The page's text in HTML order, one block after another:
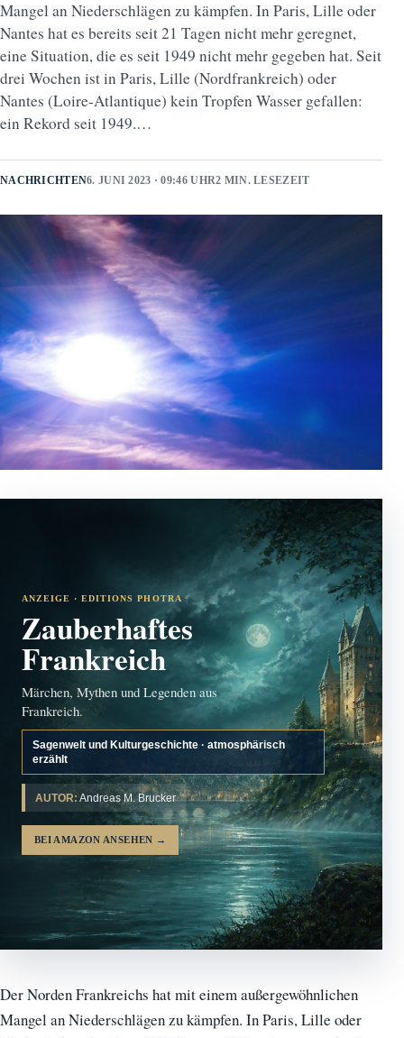
Mangel an Niederschlägen zu kämpfen. In Paris, Lille oder
Nantes hat es bereits seit 21 Tagen nicht mehr geregnet,
eine Situation, die es seit 1949 nicht mehr gegeben hat. Seit
drei Wochen ist in Paris, Lille (Nordfrankreich) oder
Nantes (Loire-Atlantique) kein Tropfen Wasser gefallen:
ein Rekord seit 1949.…
NACHRICHTEN6. JUNI 2023 · 09:46 UHR2 MIN. LESEZEIT
ANZEIGE · EDITIONS PHOTRA
Zauberhaftes
Frankreich
Märchen, Mythen und Legenden aus
Frankreich.
Sagenwelt und Kulturgeschichte · atmosphärisch
erzählt
AUTOR: Andreas M. Brucker
BEI AMAZON ANSEHEN →
Der Norden Frankreichs hat mit einem außergewöhnlichen
Mangel an Niederschlägen zu kämpfen. In Paris, Lille oder